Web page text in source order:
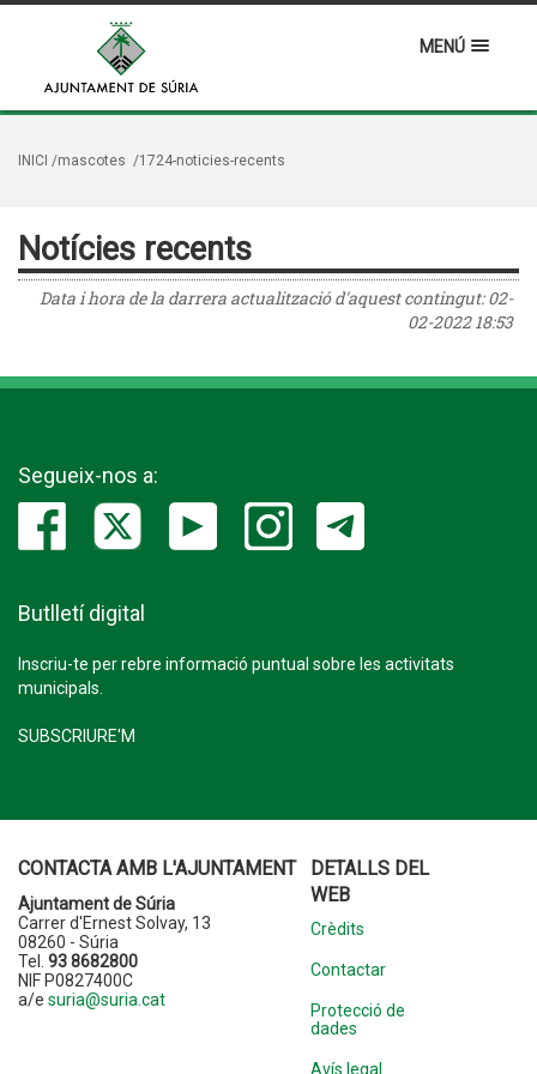
MENÚ
INICI /mascotes /1724-noticies-recents
Notícies recents
Data i hora de la darrera actualització d'aquest contingut:02-
02-2022 18:53
Segueix-nos a:
Butlletí digital
Inscriu-te per rebre informació puntual sobre les activitats
municipals.
SUBSCRIURE'M
CONTACTA AMB L'AJUNTAMENT
Ajuntament de Súria
Carrer d'Ernest Solvay, 13
08260 - Súria
Tel. 93 8682800
NIF P0827400C
a/e suria@suria.cat
DETALLS DEL
WEB
Crèdits
Contactar
Protecció de
dades
Avís legal